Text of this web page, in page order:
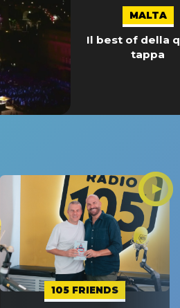
MALTA
Il best of della
tappa
105 FRIENDS